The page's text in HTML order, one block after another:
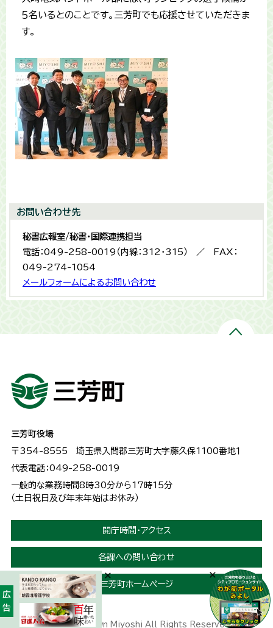
５名いるとのことです。三芳町でも応援させていただきま
す。
お問い合わせ先
秘書広報室/秘書・国際連携担当
電話：049-258-0019（内線：312・315） ／ FAX：
049-274-1054
メールフォームによるお問い合わせ
三芳町役場
〒354-8555 埼玉県入間郡三芳町大字藤久保1100番地１
代表電話：049-258-0019
一般的な業務時間8時30分から17時15分
（土日祝日及び年末年始はお休み）
開庁時間・アクセス
各課への問い合わせ
三芳町ホームページ
広告
Copyright © Town Miyoshi All Rights Reserved.